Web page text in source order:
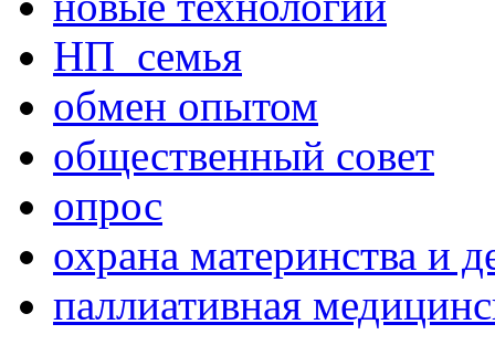
НП_семья
обмен опытом
общественный совет
опрос
охрана материнства и
паллиативная